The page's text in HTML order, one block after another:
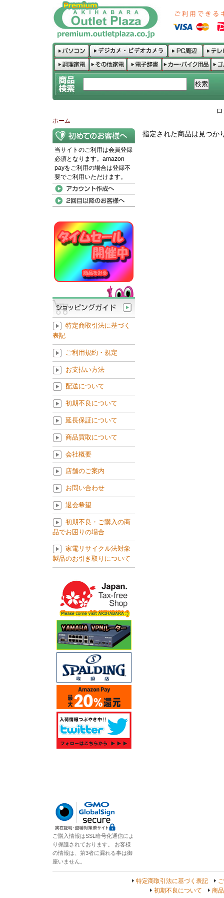
ホーム
指定された商品は見つか
当サイトのご利用は会員登録
必須となります。amazon
payをご利用の場合は登録不
要でご利用いただけます。
特定商取引法に基づく
表記
ご利用規約・規定
お支払い方法
配送について
初期不良について
延長保証について
商品買取について
会社概要
店舗のご案内
お問い合わせ
退会希望
初期不良・ご購入の商
品でお困りの場合
家電リサイクル法対象
製品のお引き取りについて
ご購入情報はSSL暗号化通信によ
り保護されております。 お客様
の情報は、第3者に漏れる事は御
座いません。
特定商取引法に基づく表記
初期不良について
商